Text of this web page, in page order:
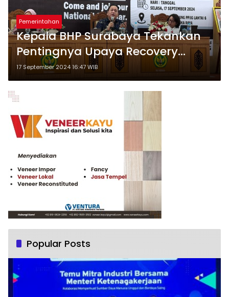
Pemerintahan
Kepala BHP Surabaya Tekankan
Pentingnya Upaya Recovery
dalam Kepailitan oleh Kurator
Negara
17 September 2024 16:47 WIB
Popular Posts